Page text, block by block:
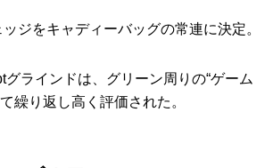
ジをキャディーバッグの常連に決定。
ラインドは、グリーン周りの“ゲーム
繰り返し高く評価された。